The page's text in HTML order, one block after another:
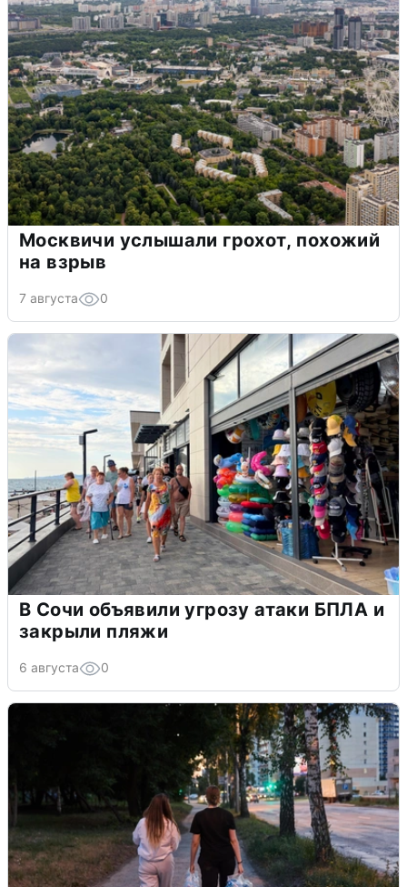
Москвичи услышали грохот, похожий
на взрыв
7 августа 0
В Сочи объявили угрозу атаки БПЛА и
закрыли пляжи
6 августа 0